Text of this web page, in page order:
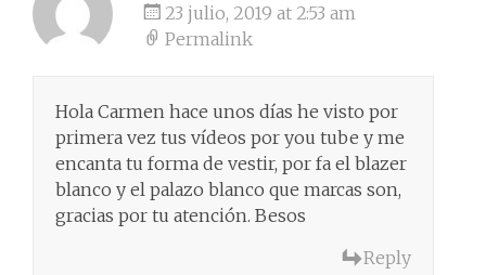
23 julio, 2019 at 2:53 am
Permalink
Hola Carmen hace unos días he visto por
primera vez tus vídeos por you tube y me
encanta tu forma de vestir, por fa el blazer
blanco y el palazo blanco que marcas son,
gracias por tu atención. Besos
Reply